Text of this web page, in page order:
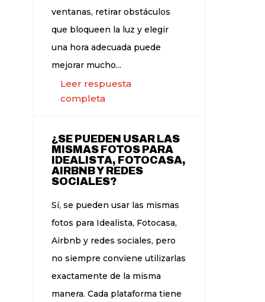
ventanas, retirar obstáculos
que bloqueen la luz y elegir
una hora adecuada puede
mejorar mucho...
Leer respuesta
completa
¿SE PUEDEN USAR LAS
MISMAS FOTOS PARA
IDEALISTA, FOTOCASA,
AIRBNB Y REDES
SOCIALES?
Sí, se pueden usar las mismas
fotos para Idealista, Fotocasa,
Airbnb y redes sociales, pero
no siempre conviene utilizarlas
exactamente de la misma
manera. Cada plataforma tiene